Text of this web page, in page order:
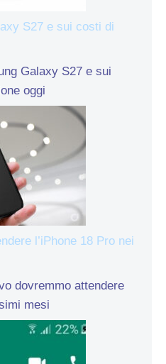
S27 e sui costi di
Galaxy S27 e sui
oggi
l’iPhone 18 Pro nei
dovremmo attendere
mesi